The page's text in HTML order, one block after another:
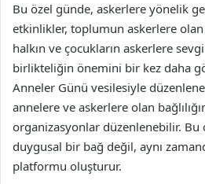
Bu özel günde, askerlere yönelik
etkinlikler, toplumun askerlere olan
halkın ve çocukların askerlere
birlikteliğin önemini bir kez daha
Anneler Günü vesilesiyle
annelere ve askerlere olan
organizasyonlar düzenlenebilir. Bu
duygusal bir bağ değil, aynı
platformu oluşturur.